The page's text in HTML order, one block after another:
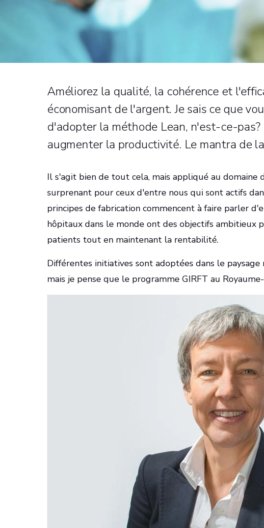
Améliorez la qualité, la cohérence et
économisant de l'argent. Je sais ce que
d'adopter la méthode Lean, n'est-ce-
augmenter la productivité. Le mantra de
Il s'agit bien de tout cela, mais appliqué au domaine
surprenant pour ceux d'entre nous qui sont actifs
principes de fabrication commencent à faire parler
hôpitaux dans le monde ont des objectifs ambitieux
patients tout en maintenant la rentabilité.
Différentes initiatives sont adoptées dans le paysage
mais je pense que le programme GIRFT au